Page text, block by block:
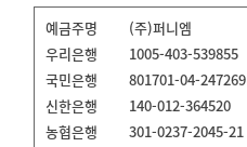
예금주명
(주)퍼니엠
우리은행
1005-403-539855
국민은행
801701-04-247269
신한은행
140-012-364520
농협은행
301-0237-2045-21